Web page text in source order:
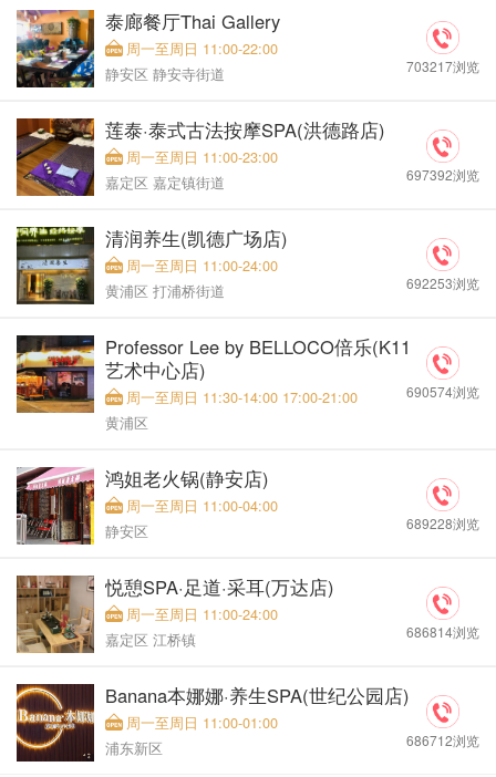
泰廊餐厅Thai Gallery
周一至周日 11:00-22:00
静安区 静安寺街道
703217浏览
莲泰·泰式古法按摩SPA(洪德路店)
周一至周日 11:00-23:00
嘉定区 嘉定镇街道
697392浏览
清润养生(凯德广场店)
周一至周日 11:00-24:00
黄浦区 打浦桥街道
692253浏览
Professor Lee by BELLOCO倍乐(K11
艺术中心店)
周一至周日 11:30-14:00 17:00-21:00
黄浦区
690574浏览
鸿姐老火锅(静安店)
周一至周日 11:00-04:00
静安区
689228浏览
悦憩SPA·足道·采耳(万达店)
周一至周日 11:00-24:00
嘉定区 江桥镇
686814浏览
Banana本娜娜·养生SPA(世纪公园店)
周一至周日 11:00-01:00
浦东新区
686712浏览